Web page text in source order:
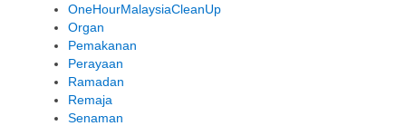
OneHourMalaysiaCleanUp
Organ
Pemakanan
Perayaan
Ramadan
Remaja
Senaman